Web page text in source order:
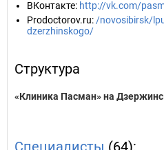
ВКонтакте: http://vk.com/
Prodoctorov.ru: /novosibirsk/
dzerzhinskogo/
Структура
«Клиника Пасман» на
Специалисты (64):